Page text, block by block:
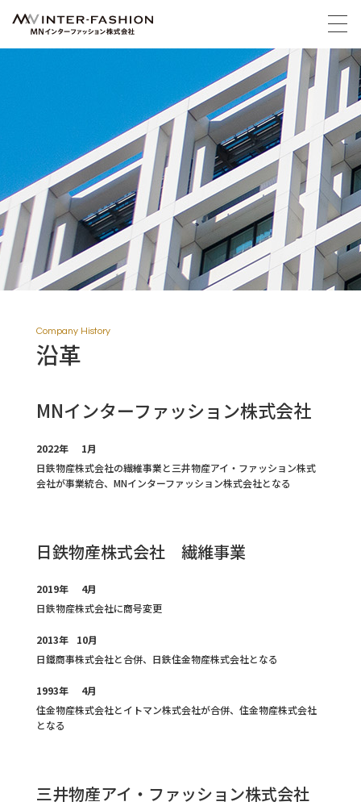
Company History
沿革
MNインターファッション株式会社
2022年
1月
日鉄物産株式会社の繊維事業と三井物産アイ・ファッション株式
会社が事業統合、MNインターファッション株式会社となる
日鉄物産株式会社 繊維事業
2019年
4月
日鉄物産株式会社に商号変更
2013年
10月
日鐵商事株式会社と合併、日鉄住金物産株式会社となる
1993年
4月
住金物産株式会社とイトマン株式会社が合併、住金物産株式会社
となる
三井物産アイ・ファッション株式会社